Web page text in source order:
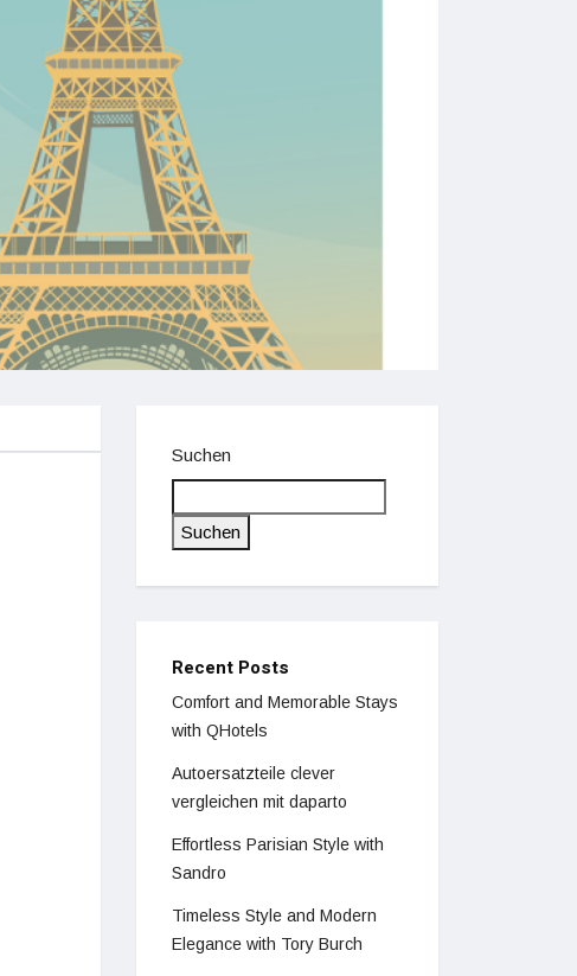
Suchen
Suchen
Recent Posts
Comfort and Memorable Stays
with QHotels
Autoersatzteile clever
vergleichen mit daparto
Effortless Parisian Style with
Sandro
Timeless Style and Modern
Elegance with Tory Burch